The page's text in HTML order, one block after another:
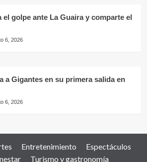
golpe ante La Guaira y comparte el
6, 2026
a Gigantes en su primera salida en
6, 2026
Entretenimiento
Espectáculos
Turismo y gastronomía